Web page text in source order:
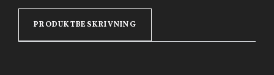
PRODUKTBESKRIVNING